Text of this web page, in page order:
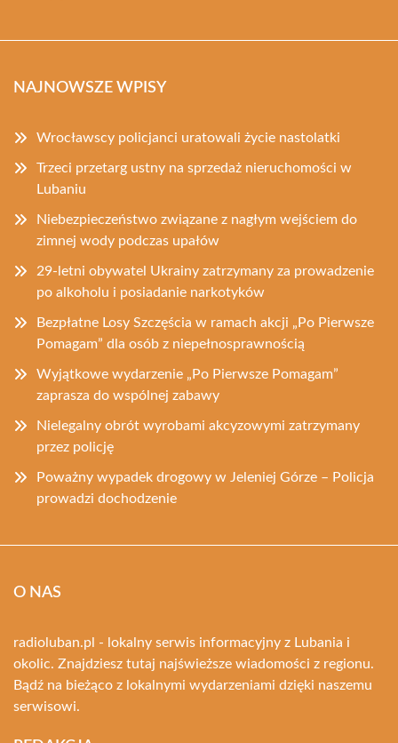
NAJNOWSZE WPISY
Wrocławscy policjanci uratowali życie nastolatki
Trzeci przetarg ustny na sprzedaż nieruchomości w
Lubaniu
Niebezpieczeństwo związane z nagłym wejściem do
zimnej wody podczas upałów
29-letni obywatel Ukrainy zatrzymany za prowadzenie
po alkoholu i posiadanie narkotyków
Bezpłatne Losy Szczęścia w ramach akcji „Po Pierwsze
Pomagam” dla osób z niepełnosprawnością
Wyjątkowe wydarzenie „Po Pierwsze Pomagam”
zaprasza do wspólnej zabawy
Nielegalny obrót wyrobami akcyzowymi zatrzymany
przez policję
Poważny wypadek drogowy w Jeleniej Górze – Policja
prowadzi dochodzenie
O NAS
radioluban.pl - lokalny serwis informacyjny z Lubania i
okolic. Znajdziesz tutaj najświeższe wiadomości z regionu.
Bądź na bieżąco z lokalnymi wydarzeniami dzięki naszemu
serwisowi.